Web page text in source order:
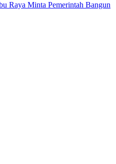
Raya Minta Pemerintah Bangun